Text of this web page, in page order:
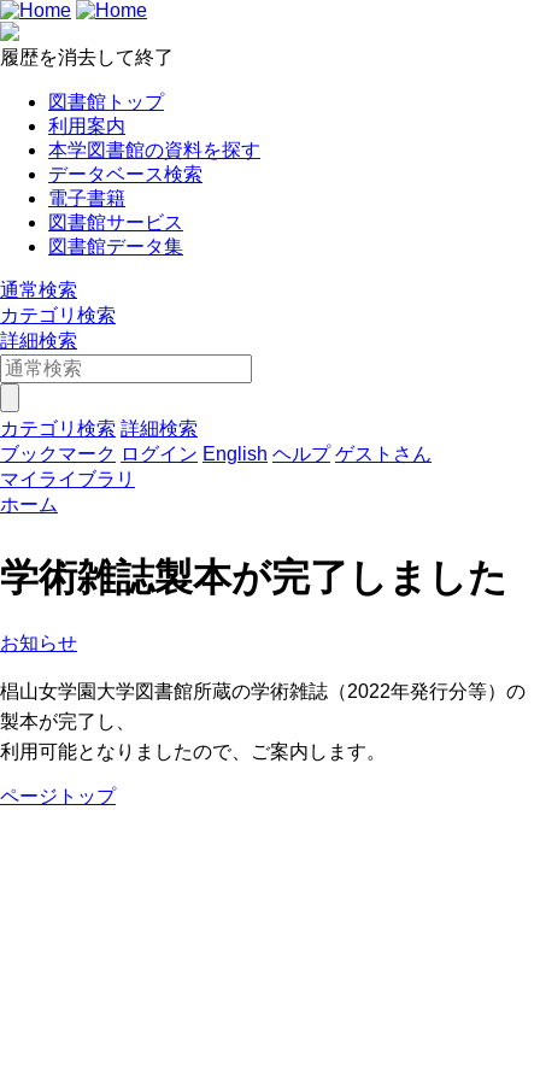
履歴を消去して終了
図書館トップ
利用案内
本学図書館の資料を探す
データベース検索
電子書籍
図書館サービス
図書館データ集
通常検索
カテゴリ検索
詳細検索
カテゴリ検索 詳細検索
ブックマーク ログイン English ヘルプ ゲストさん
マイライブラリ
ホーム
学術雑誌製本が完了しました
お知らせ
椙山女学園大学図書館所蔵の学術雑誌（2022年発行分等）の
製本が完了し、
利用可能となりましたので、ご案内します。
ページトップ